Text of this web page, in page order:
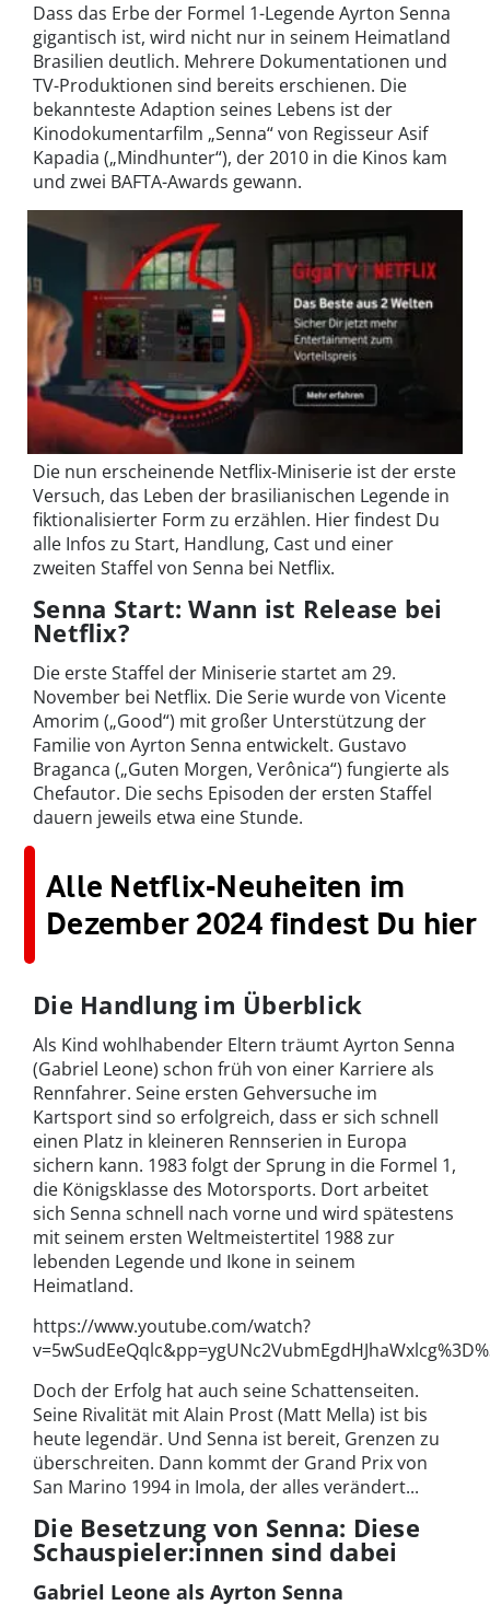
Dass das Erbe der Formel 1-Legende Ayrton Senna
gigantisch ist, wird nicht nur in seinem Heimatland
Brasilien deutlich. Mehrere Dokumentationen und
TV-Produktionen sind bereits erschienen. Die
bekannteste Adaption seines Lebens ist der
Kinodokumentarfilm „Senna“ von Regisseur Asif
Kapadia („Mindhunter“), der 2010 in die Kinos kam
und zwei BAFTA-Awards gewann.
Die nun erscheinende Netflix-Miniserie ist der erste
Versuch, das Leben der brasilianischen Legende in
fiktionalisierter Form zu erzählen. Hier findest Du
alle Infos zu Start, Handlung, Cast und einer
zweiten Staffel von Senna bei Netflix.
Senna Start: Wann ist Release bei
Netflix?
Die erste Staffel der Miniserie startet am 29.
November bei Netflix. Die Serie wurde von Vicente
Amorim („Good“) mit großer Unterstützung der
Familie von Ayrton Senna entwickelt. Gustavo
Braganca („Guten Morgen, Verônica“) fungierte als
Chefautor. Die sechs Episoden der ersten Staffel
dauern jeweils etwa eine Stunde.
Alle Netflix-Neuheiten im
Dezember 2024 findest Du hier
Die Handlung im Überblick
Als Kind wohlhabender Eltern träumt Ayrton Senna
(Gabriel Leone) schon früh von einer Karriere als
Rennfahrer. Seine ersten Gehversuche im
Kartsport sind so erfolgreich, dass er sich schnell
einen Platz in kleineren Rennserien in Europa
sichern kann. 1983 folgt der Sprung in die Formel 1,
die Königsklasse des Motorsports. Dort arbeitet
sich Senna schnell nach vorne und wird spätestens
mit seinem ersten Weltmeistertitel 1988 zur
lebenden Legende und Ikone in seinem
Heimatland.
https://www.youtube.com/watch?
Doch der Erfolg hat auch seine Schattenseiten.
Seine Rivalität mit Alain Prost (Matt Mella) ist bis
heute legendär. Und Senna ist bereit, Grenzen zu
überschreiten. Dann kommt der Grand Prix von
San Marino 1994 in Imola, der alles verändert...
Die Besetzung von Senna: Diese
Schauspieler:innen sind dabei
Gabriel Leone als Ayrton Senna